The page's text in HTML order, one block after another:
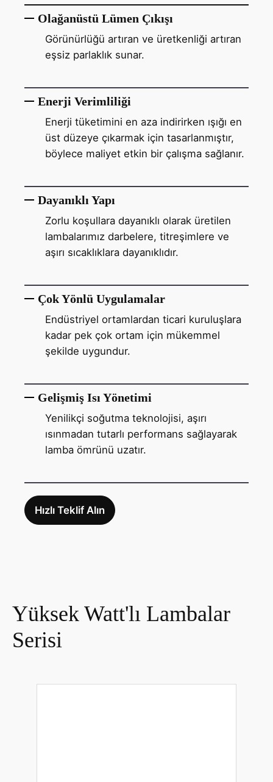
Olağanüstü Lümen Çıkışı
Görünürlüğü artıran ve üretkenliği artıran
eşsiz parlaklık sunar.
Enerji Verimliliği
Enerji tüketimini en aza indirirken ışığı en
üst düzeye çıkarmak için tasarlanmıştır,
böylece maliyet etkin bir çalışma sağlanır.
Dayanıklı Yapı
Zorlu koşullara dayanıklı olarak üretilen
lambalarımız darbelere, titreşimlere ve
aşırı sıcaklıklara dayanıklıdır.
Çok Yönlü Uygulamalar
Endüstriyel ortamlardan ticari kuruluşlara
kadar pek çok ortam için mükemmel
şekilde uygundur.
Gelişmiş Isı Yönetimi
Yenilikçi soğutma teknolojisi, aşırı
ısınmadan tutarlı performans sağlayarak
lamba ömrünü uzatır.
Hızlı Teklif Alın
Yüksek Watt'lı Lambalar
Serisi